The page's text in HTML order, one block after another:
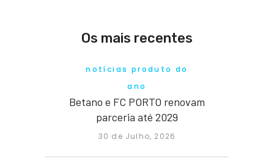
Os mais recentes
notícias produto do
ano
Betano e FC PORTO renovam
parceria até 2029
30 de Julho, 2026